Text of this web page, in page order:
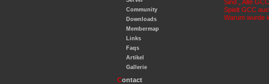
Community
Downloads
Membermap
Links
Faqs
Artikel
Gallerie
Contact
Sind „ Alte
Spielt GCC
Warum wurde